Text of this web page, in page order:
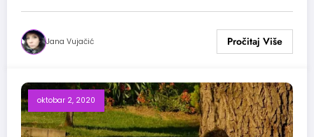
Jana Vujačić
oktobar 2, 2020